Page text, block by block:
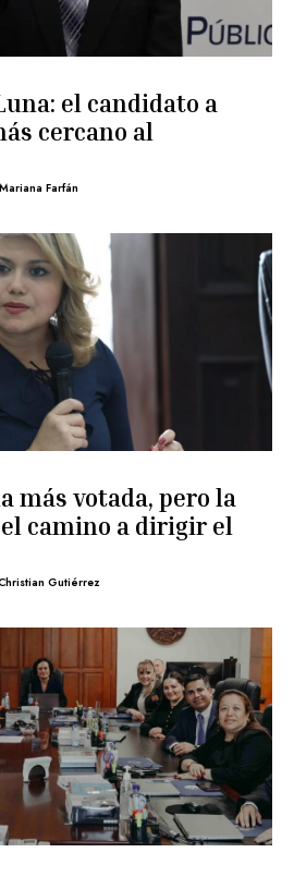
el candidato a
cercano al
Mariana Farfán
más votada, pero la
camino a dirigir el
Gutiérrez